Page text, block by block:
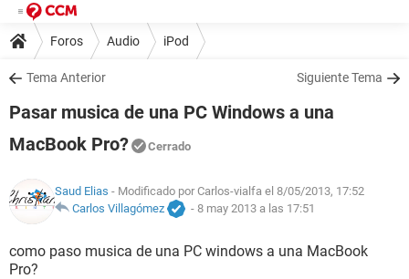
Foros Audio iPod
Tema Anterior Siguiente Tema
Pasar musica de una PC Windows a una
MacBook Pro?
Cerrado
Saud Elias - Modificado por Carlos-vialfa el 8/05/2013, 17:52
Carlos Villagómez
- 8 may 2013 a las 17:51
como paso musica de una PC windows a una MacBook
Pro?